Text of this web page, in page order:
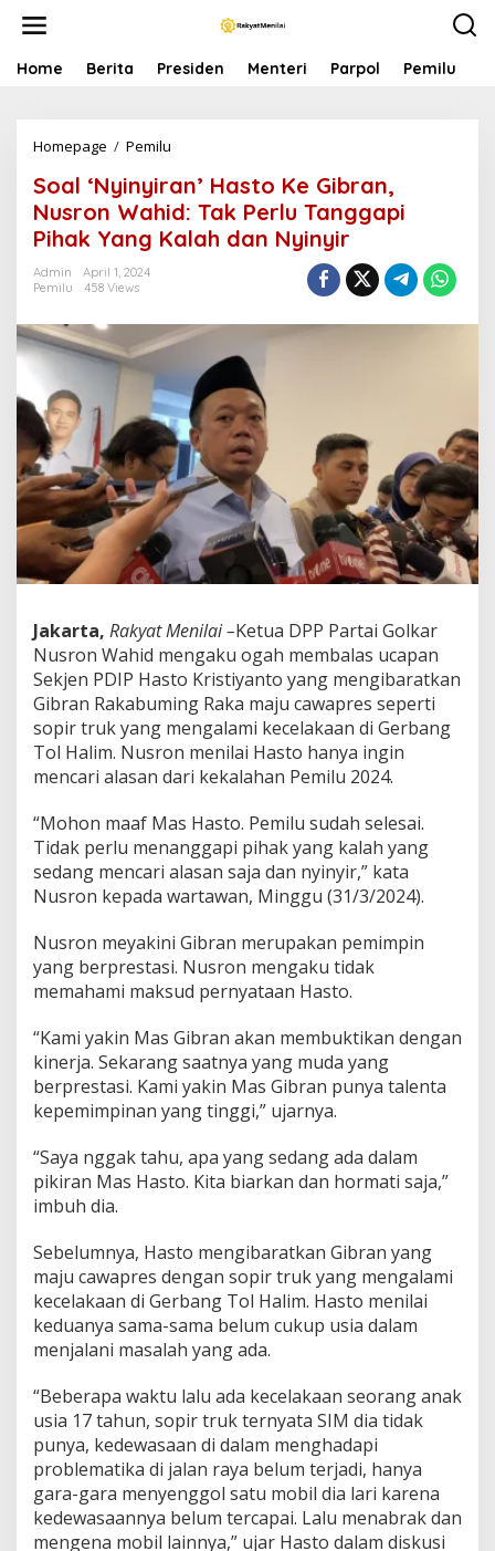
Home Berita Presiden Menteri Parpol Pemilu
Homepage / Pemilu
a
l
'
N
y
i
n
'
H
a
s
t
K
e
G
b
r
a
n
,
N
s
r
n
W
h
i
:
T
k
e
r
l
T
n
g
i
P
i
h
a
k
a
n
g
a
l
a
h
Soal ‘Nyinyiran’ Hasto Ke Gibran,
Nusron Wahid: Tak Perlu Tanggapi
Pihak Yang Kalah dan Nyinyir
Admin
April 1, 2024
Pemilu
458 Views
Jakarta, Rakyat Menilai –Ketua DPP Partai Golkar
Nusron Wahid mengaku ogah membalas ucapan
Sekjen PDIP Hasto Kristiyanto yang mengibaratkan
Gibran Rakabuming Raka maju cawapres seperti
sopir truk yang mengalami kecelakaan di Gerbang
Tol Halim. Nusron menilai Hasto hanya ingin
mencari alasan dari kekalahan Pemilu 2024.
“Mohon maaf Mas Hasto. Pemilu sudah selesai.
Tidak perlu menanggapi pihak yang kalah yang
sedang mencari alasan saja dan nyinyir,” kata
Nusron kepada wartawan, Minggu (31/3/2024).
Nusron meyakini Gibran merupakan pemimpin
yang berprestasi. Nusron mengaku tidak
memahami maksud pernyataan Hasto.
“Kami yakin Mas Gibran akan membuktikan dengan
kinerja. Sekarang saatnya yang muda yang
berprestasi. Kami yakin Mas Gibran punya talenta
kepemimpinan yang tinggi,” ujarnya.
“Saya nggak tahu, apa yang sedang ada dalam
pikiran Mas Hasto. Kita biarkan dan hormati saja,”
imbuh dia.
Sebelumnya, Hasto mengibaratkan Gibran yang
maju cawapres dengan sopir truk yang mengalami
kecelakaan di Gerbang Tol Halim. Hasto menilai
keduanya sama-sama belum cukup usia dalam
menjalani masalah yang ada.
“Beberapa waktu lalu ada kecelakaan seorang anak
usia 17 tahun, sopir truk ternyata SIM dia tidak
punya, kedewasaan di dalam menghadapi
problematika di jalan raya belum terjadi, hanya
gara-gara menyenggol satu mobil dia lari karena
kedewasaannya belum tercapai. Lalu menabrak dan
mengena mobil lainnya,” ujar Hasto dalam diskusi